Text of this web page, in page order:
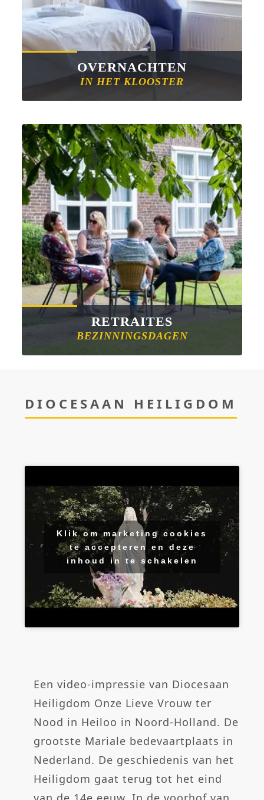
OVERNACHTEN
IN HET KLOOSTER
RETRAITES
BEZINNINGSDAGEN
DIOCESAAN HEILIGDOM
Klik om marketing cookies
te accepteren en deze
inhoud in te schakelen
Een video-impressie van Diocesaan
Heiligdom Onze Lieve Vrouw ter
Nood in Heiloo in Noord-Holland. De
grootste Mariale bedevaartplaats in
Nederland. De geschiedenis van het
Heiligdom gaat terug tot het eind